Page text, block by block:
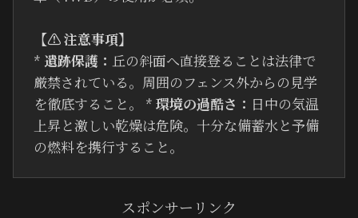
【⚠ 注意事項】
* 遺跡保護： 丘の斜面へ直接登ることは法律で
厳禁されている。周囲のフェンス外からの見学
を徹底すること。 * 環境の過酷さ： 日中の気温
上昇と激しい乾燥は危険。十分な備蓄水と予備
の燃料を携行すること。
スポンサーリンク